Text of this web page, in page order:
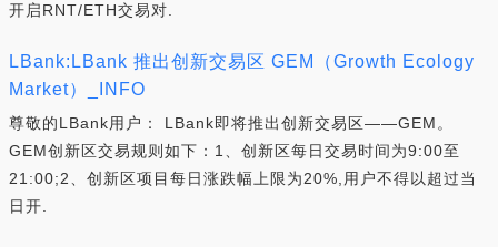
开启RNT/ETH交易对.
LBank:LBank 推出创新交易区 GEM（Growth Ecology
Market）_INFO
尊敬的LBank用户： LBank即将推出创新交易区——GEM。
GEM创新区交易规则如下：1、创新区每日交易时间为9:00至
21:00;2、创新区项目每日涨跌幅上限为20%,用户不得以超过当
日开.